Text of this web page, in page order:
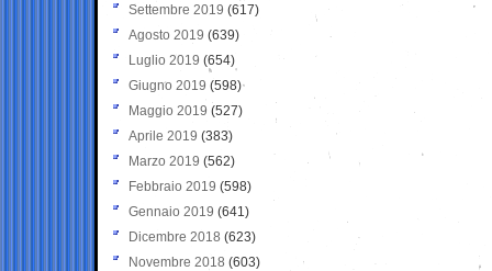
Settembre 2019 (617)
Agosto 2019 (639)
Luglio 2019 (654)
Giugno 2019 (598)
Maggio 2019 (527)
Aprile 2019 (383)
Marzo 2019 (562)
Febbraio 2019 (598)
Gennaio 2019 (641)
Dicembre 2018 (623)
Novembre 2018 (603)